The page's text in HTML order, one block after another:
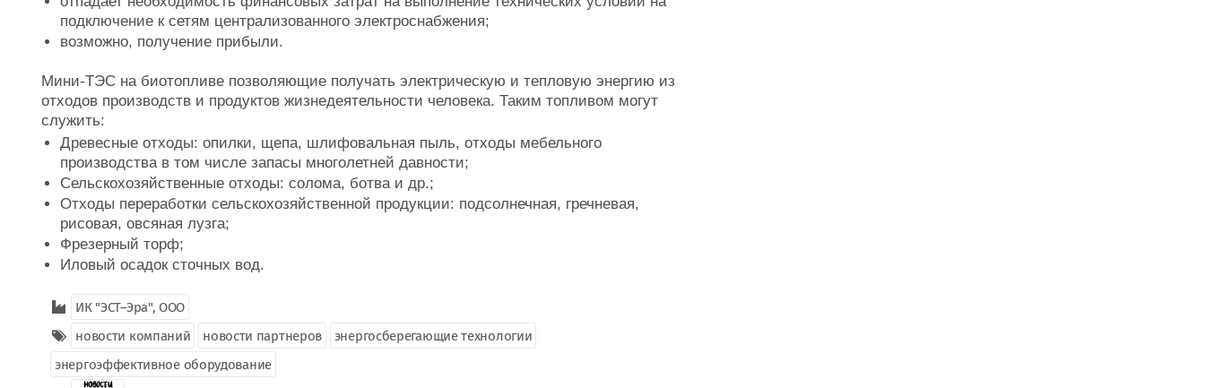
подключение к сетям централизованного электроснабжения;
возможно, получение прибыли.
Мини-ТЭС на биотопливе позволяющие получать электрическую и тепловую энергию из
отходов производств и продуктов жизнедеятельности человека. Таким топливом могут
служить:
Древесные отходы: опилки, щепа, шлифовальная пыль, отходы мебельного
производства в том числе запасы многолетней давности;
Сельскохозяйственные отходы: солома, ботва и др.;
Отходы переработки сельскохозяйственной продукции: подсолнечная, гречневая,
рисовая, овсяная лузга;
Фрезерный торф;
Иловый осадок сточных вод.
ИК "ЭСТ–Эра", ООО
новости компаний
новости партнеров
энергосберегающие технологии
энергоэффективное оборудование